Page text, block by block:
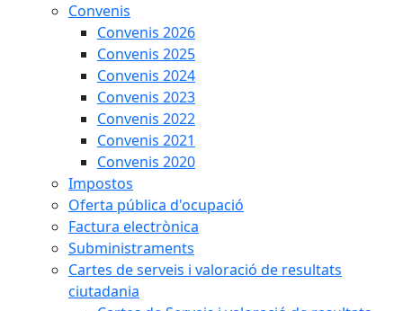
Convenis
Convenis 2026
Convenis 2025
Convenis 2024
Convenis 2023
Convenis 2022
Convenis 2021
Convenis 2020
Impostos
Oferta pública d'ocupació
Factura electrònica
Subministraments
Cartes de serveis i valoració de resultats
ciutadania